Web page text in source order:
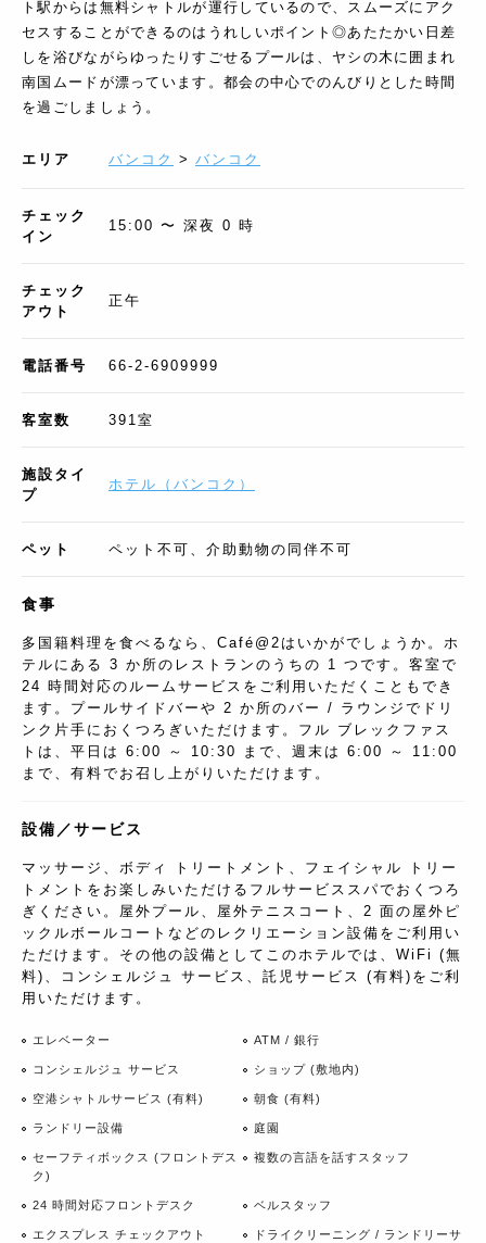
ト駅からは無料シャトルが運行しているので、スムーズにアク
セスすることができるのはうれしいポイント◎あたたかい日差
しを浴びながらゆったりすごせるプールは、ヤシの木に囲まれ
南国ムードが漂っています。都会の中心でのんびりとした時間
を過ごしましょう。
エリア バンコク > バンコク
チェック
イン
15:00 〜 深夜 0 時
チェック
アウト
正午
電話番号 66-2-6909999
客室数 391室
施設タイ
プ
ホテル （ バンコク ）
ペット ペット不可、介助動物の同伴不可
食事
多国籍料理を食べるなら、Café@2はいかがでしょうか。ホ
テルにある 3 か所のレストランのうちの 1 つです。客室で
24 時間対応のルームサービスをご利用いただくこともでき
ます。プールサイドバーや 2 か所のバー / ラウンジでドリ
ンク片手におくつろぎいただけます。フル ブレックファス
トは、平日は 6:00 ～ 10:30 まで、週末は 6:00 ～ 11:00
まで、有料でお召し上がりいただけます。
設備／サービス
マッサージ、ボディ トリートメント、フェイシャル トリー
トメントをお楽しみいただけるフルサービススパでおくつろ
ぎください。屋外プール、屋外テニスコート、2 面の屋外ピ
ックルボールコートなどのレクリエーション設備をご利用い
ただけます。その他の設備としてこのホテルでは、WiFi (無
料)、コンシェルジュ サービス、託児サービス (有料)をご利
用いただけます。
エレベーター ATM / 銀行
コンシェルジュ サービス ショップ (敷地内)
空港シャトルサービス (有料) 朝食 (有料)
ランドリー設備 庭園
セーフティボックス (フロントデス
ク)
複数の言語を話すスタッフ
24 時間対応フロントデスク ベルスタッフ
エクスプレス チェックアウト
ドライクリーニング / ランドリーサ